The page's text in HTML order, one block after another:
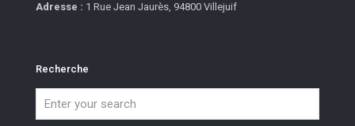
Adresse : 1 Rue Jean Jaurès, 94800 Villejuif
Recherche